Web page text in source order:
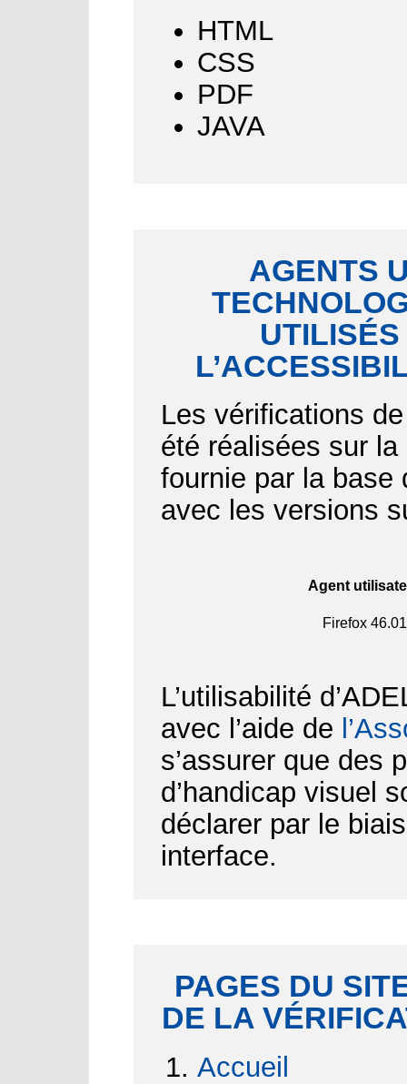
HTML
CSS
PDF
JAVA
AGENTS
Les vérifications
été réalisées sur
fournie par la base
avec les versions
Agent
Firefox46.01
L’utilisabilité
avec l’aide de
s’assurer que des
d’handicap visuel
déclarer par le
interface.
PAGES DU
DE LA
Accueil